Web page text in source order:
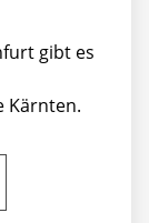
gibt es
Kärnten.